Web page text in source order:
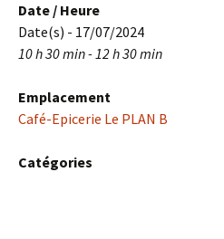
Date / Heure
Date(s) - 17/07/2024
10 h 30 min - 12 h 30 min
Emplacement
Café-Epicerie Le PLAN B
Catégories